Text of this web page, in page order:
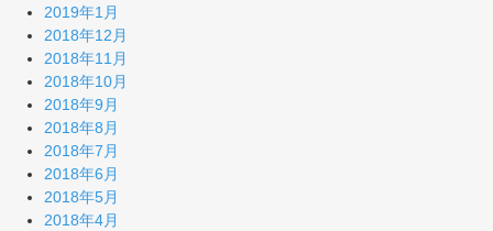
2019年1月
2018年12月
2018年11月
2018年10月
2018年9月
2018年8月
2018年7月
2018年6月
2018年5月
2018年4月